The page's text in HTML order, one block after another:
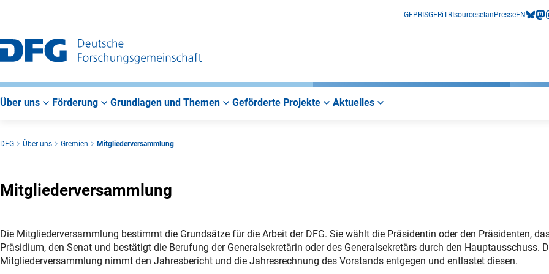
GEPRISGERiTRIsourceselan PresseEN
Über uns Förderung Grundlagen und Themen Geförderte Projekte Aktuelles
DFG Über uns Gremien Mitgliederversammlung
Mitgliederversammlung
Die Mitgliederversammlung bestimmt die Grundsätze für die Arbeit der DFG. Sie wählt die Präsidentin oder den Präsidenten,
Präsidium, den Senat und bestätigt die Berufung der Generalsekretärin oder des Generalsekretärs durch den Hauptausschuss.
Mitgliederversammlung nimmt den Jahresbericht und die Jahresrechnung des Vorstands entgegen und entlastet diesen.